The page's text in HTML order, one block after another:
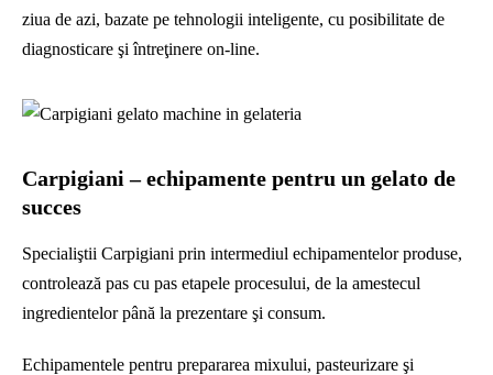
ziua de azi, bazate pe tehnologii inteligente, cu posibilitate de
diagnosticare şi întreţinere on-line.
Carpigiani – echipamente pentru un gelato de
succes
Specialiştii Carpigiani prin intermediul echipamentelor produse,
controlează pas cu pas etapele procesului, de la amestecul
ingredientelor până la prezentare şi consum.
Echipamentele pentru prepararea mixului, pasteurizare şi